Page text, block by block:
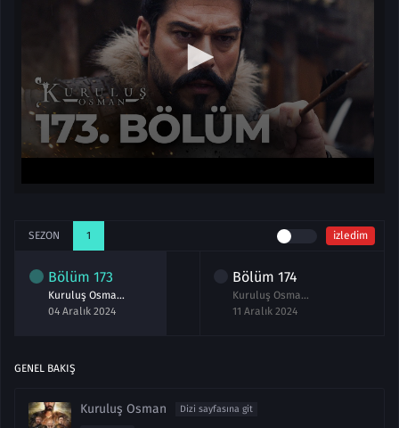
SEZON 1 izledim
Bölüm 173
Kuruluş Osman 173.Bölüm izle
04 Aralık 2024
Bölüm 174
Kuruluş Osman 174.Bölüm izle Full
11 Aralık 2024
GENEL BAKIŞ
Kuruluş Osman Dizi sayfasına git